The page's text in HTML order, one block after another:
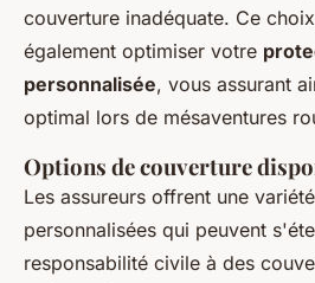
couverture inadéquate. Ce
également optimiser votre
personnalisée, vous assurant
optimal lors de mésaventures
Options de couverture
Les assureurs offrent une
personnalisées qui peuvent
responsabilité civile à des